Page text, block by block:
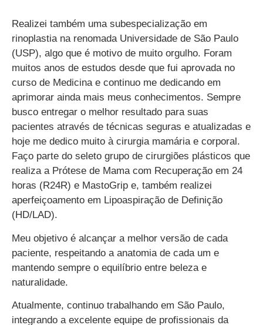
Realizei também uma subespecialização em
rinoplastia na renomada Universidade de São Paulo
(USP), algo que é motivo de muito orgulho. Foram
muitos anos de estudos desde que fui aprovada no
curso de Medicina e continuo me dedicando em
aprimorar ainda mais meus conhecimentos. Sempre
busco entregar o melhor resultado para suas
pacientes através de técnicas seguras e atualizadas e
hoje me dedico muito à cirurgia mamária e corporal.
Faço parte do seleto grupo de cirurgiões plásticos que
realiza a Prótese de Mama com Recuperação em 24
horas (R24R) e MastoGrip e, também realizei
aperfeiçoamento em Lipoaspiração de Definição
(HD/LAD).
Meu objetivo é alcançar a melhor versão de cada
paciente, respeitando a anatomia de cada um e
mantendo sempre o equilíbrio entre beleza e
naturalidade.
Atualmente, continuo trabalhando em São Paulo,
integrando a excelente equipe de profissionais da